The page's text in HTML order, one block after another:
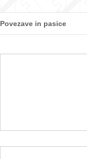
Povezave in pasice